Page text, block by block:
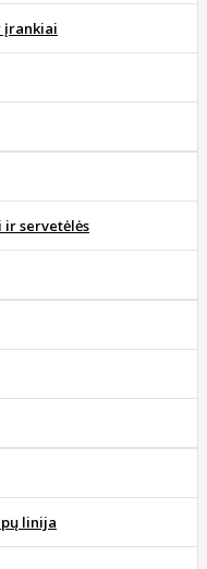
įrankiai
ir servetėlės
linija